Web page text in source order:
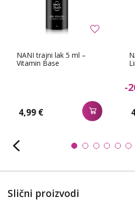
NANI trajni lak 5 ml –
Vitamin Base
4,99 €
-
Slični proizvodi